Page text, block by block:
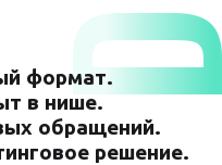
формат.
в нише.
обращений.
решение.